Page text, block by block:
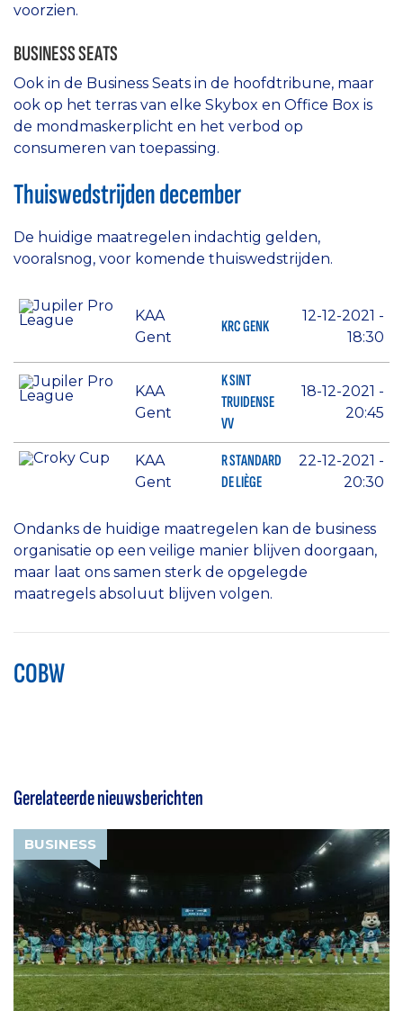
voorzien.
BUSINESS SEATS
Ook in de Business Seats in de hoofdtribune, maar
ook op het terras van elke Skybox en Office Box is
de mondmaskerplicht en het verbod op
consumeren van toepassing.
Thuiswedstrijden december
De huidige maatregelen indachtig gelden,
vooralsnog, voor komende thuiswedstrijden.
KAA
Gent
KRC GENK
12-12-2021 -
18:30
KAA
Gent
K SINT
TRUIDENSE
VV
18-12-2021 -
20:45
KAA
Gent
R STANDARD
DE LIÈGE
22-12-2021 -
20:30
Ondanks de huidige maatregelen kan de business
organisatie op een veilige manier blijven doorgaan,
maar laat ons samen sterk de opgelegde
maatregels absoluut blijven volgen.
COBW
Gerelateerde nieuwsberichten
BUSINESS